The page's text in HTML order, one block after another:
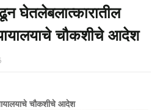
घेतलेबलात्कारातील
चौकशीचे आदेश
चौकशीचे आदेश